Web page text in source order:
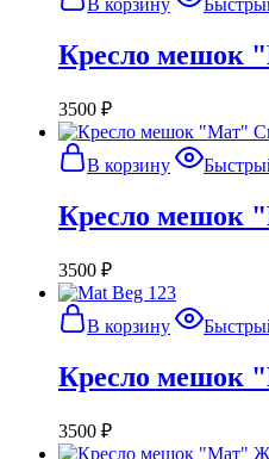
В корзину
Кресло мешок
3500 ₽
В корзину
Кресло мешок
3500 ₽
В корзину
Кресло мешок
3500 ₽